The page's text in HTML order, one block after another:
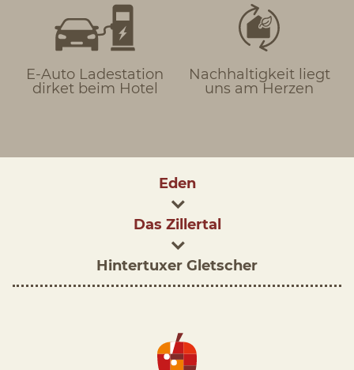
E-Auto Ladestation
dirket beim Hotel
Nachhaltigkeit liegt
uns am Herzen
Eden
Das Zillertal
Hintertuxer Gletscher